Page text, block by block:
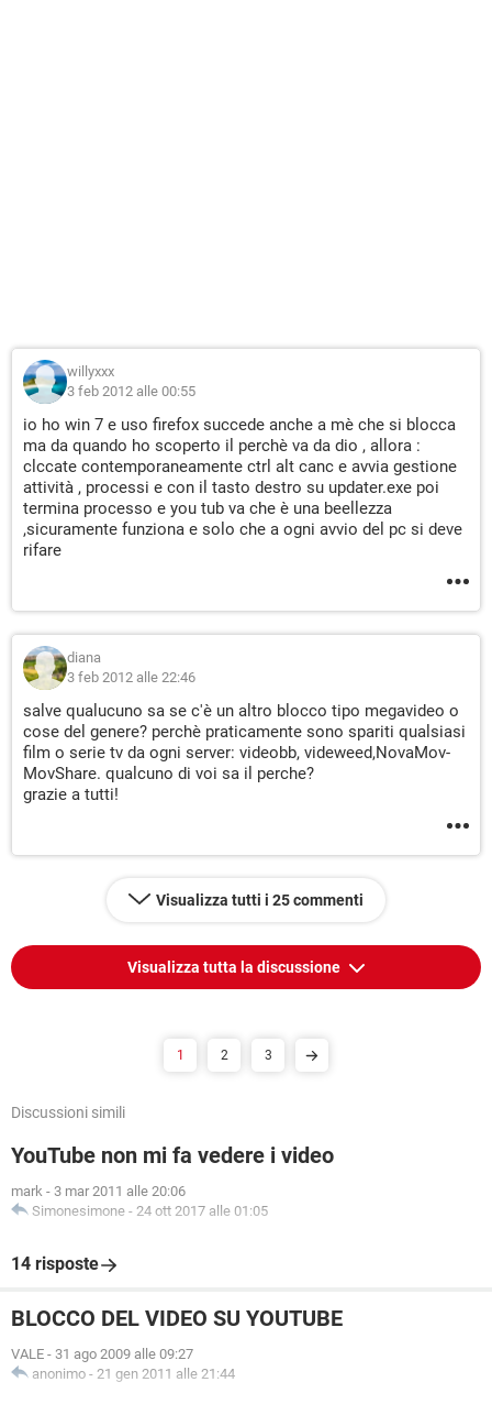
willyxxx
3 feb 2012 alle 00:55
io ho win 7 e uso firefox succede anche a mè che si blocca
ma da quando ho scoperto il perchè va da dio , allora :
clccate contemporaneamente ctrl alt canc e avvia gestione
attività , processi e con il tasto destro su updater.exe poi
termina processo e you tub va che è una beellezza
,sicuramente funziona e solo che a ogni avvio del pc si deve
rifare
diana
3 feb 2012 alle 22:46
salve qualucuno sa se c'è un altro blocco tipo megavideo o
cose del genere? perchè praticamente sono spariti qualsiasi
film o serie tv da ogni server: videobb, videweed,NovaMov-
MovShare. qualcuno di voi sa il perche?
grazie a tutti!
Visualizza tutti i 25 commenti
Visualizza tutta la discussione
1 2 3
Discussioni simili
YouTube non mi fa vedere i video
mark - 3 mar 2011 alle 20:06
Simonesimone - 24 ott 2017 alle 01:05
14 risposte
BLOCCO DEL VIDEO SU YOUTUBE
VALE - 31 ago 2009 alle 09:27
anonimo - 21 gen 2011 alle 21:44